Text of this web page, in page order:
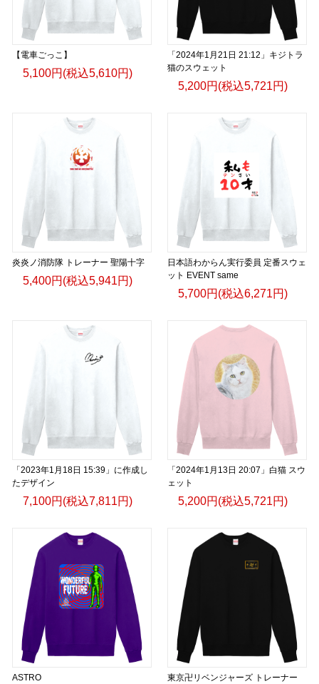
【電車ごっこ】
5,100円(税込5,610円)
「2024年1月21日 21:12」キジトラ
猫のスウェット
5,200円(税込5,721円)
炎炎ノ消防隊 トレーナー 聖陽十字
5,400円(税込5,941円)
日本語わからん実行委員 定番スウェ
ット EVENT same
5,700円(税込6,271円)
「2023年1月18日 15:39」に作成し
たデザイン
7,100円(税込7,811円)
「2024年1月13日 20:07」白猫 スウ
ェット
5,200円(税込5,721円)
ASTRO
東京卍リベンジャーズ トレーナー